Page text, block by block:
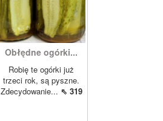
Obłędne ogórki...
Robię te ogórki już
trzeci rok, są pyszne.
Zdecydowanie... ⇖ 319